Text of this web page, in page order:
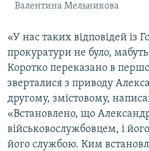
Валентина Мельникова
«У нас таких відповідей із
прокуратури не було,
Коротко переказано в
зверталися з приводу
другому, змістовому,
«Встановлено, що
військовослужбовцем, і
його службою. Ким